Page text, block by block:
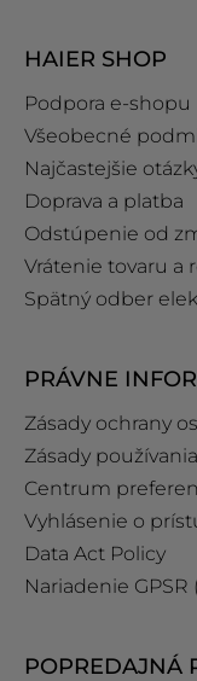
HAIER SHOP
Podpora e‑shopu
Všeobecné
Najčastejšie
Doprava a platba
Odstúpenie od
Vrátenie tovaru a
Spätný odber
PRÁVNE
Zásady ochrany
Zásady
Centrum
Vyhlásenie o
Data Act Policy
Nariadenie GPSR
POPREDAJNÁ